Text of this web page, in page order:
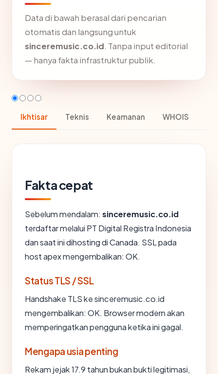
Data di bawah berasal dari pencarian
otomatis dan langsung untuk
sinceremusic.co.id. Tanpa input editorial
— hanya fakta infrastruktur publik.
Ikhtisar Teknis Keamanan WHOIS
Fakta cepat
Sebelum mendalam: sinceremusic.co.id
terdaftar melalui PT Digital Registra Indonesia
dan saat ini dihosting di Canada. SSL pada
host apex mengembalikan: OK.
Status TLS / SSL
Handshake TLS ke sinceremusic.co.id
mengembalikan: OK. Browser modern akan
memperingatkan pengguna ketika ini gagal.
Mengapa usia penting
Rekam jejak 17.9 tahun bukan bukti legitimasi,